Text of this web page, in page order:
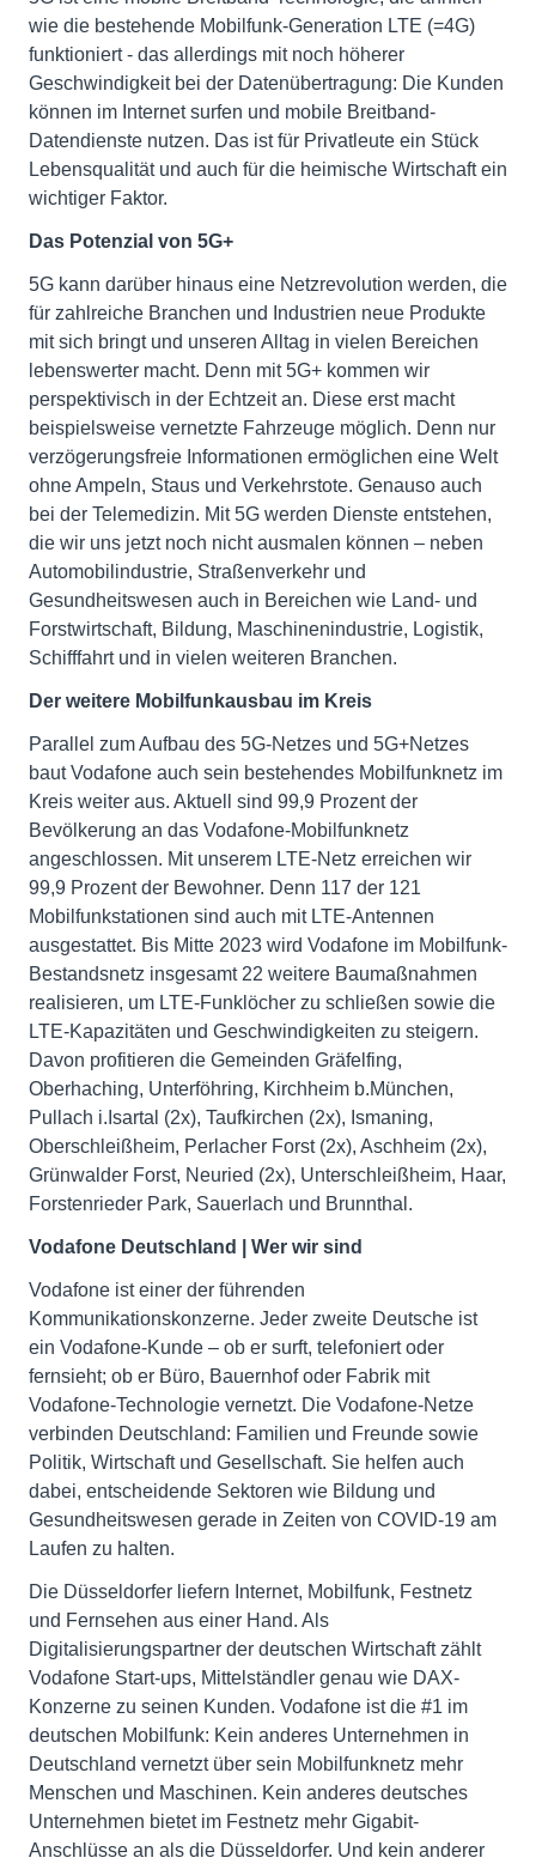
wie die bestehende Mobilfunk-Generation LTE (=4G)
funktioniert - das allerdings mit noch höherer
Geschwindigkeit bei der Datenübertragung: Die Kunden
können im Internet surfen und mobile Breitband-
Datendienste nutzen. Das ist für Privatleute ein Stück
Lebensqualität und auch für die heimische Wirtschaft ein
wichtiger Faktor.
Das Potenzial von 5G+
5G kann darüber hinaus eine Netzrevolution werden, die
für zahlreiche Branchen und Industrien neue Produkte
mit sich bringt und unseren Alltag in vielen Bereichen
lebenswerter macht. Denn mit 5G+ kommen wir
perspektivisch in der Echtzeit an. Diese erst macht
beispielsweise vernetzte Fahrzeuge möglich. Denn nur
verzögerungsfreie Informationen ermöglichen eine Welt
ohne Ampeln, Staus und Verkehrstote. Genauso auch
bei der Telemedizin. Mit 5G werden Dienste entstehen,
die wir uns jetzt noch nicht ausmalen können – neben
Automobilindustrie, Straßenverkehr und
Gesundheitswesen auch in Bereichen wie Land- und
Forstwirtschaft, Bildung, Maschinenindustrie, Logistik,
Schifffahrt und in vielen weiteren Branchen.
Der weitere Mobilfunkausbau im Kreis
Parallel zum Aufbau des 5G-Netzes und 5G+Netzes
baut Vodafone auch sein bestehendes Mobilfunknetz im
Kreis weiter aus. Aktuell sind 99,9 Prozent der
Bevölkerung an das Vodafone-Mobilfunknetz
angeschlossen. Mit unserem LTE-Netz erreichen wir
99,9 Prozent der Bewohner. Denn 117 der 121
Mobilfunkstationen sind auch mit LTE-Antennen
ausgestattet. Bis Mitte 2023 wird Vodafone im Mobilfunk-
Bestandsnetz insgesamt 22 weitere Baumaßnahmen
realisieren, um LTE-Funklöcher zu schließen sowie die
LTE-Kapazitäten und Geschwindigkeiten zu steigern.
Davon profitieren die Gemeinden Gräfelfing,
Oberhaching, Unterföhring, Kirchheim b.München,
Pullach i.Isartal (2x), Taufkirchen (2x), Ismaning,
Oberschleißheim, Perlacher Forst (2x), Aschheim (2x),
Grünwalder Forst, Neuried (2x), Unterschleißheim, Haar,
Forstenrieder Park, Sauerlach und Brunnthal.
Vodafone Deutschland | Wer wir sind
Vodafone ist einer der führenden
Kommunikationskonzerne. Jeder zweite Deutsche ist
ein Vodafone-Kunde – ob er surft, telefoniert oder
fernsieht; ob er Büro, Bauernhof oder Fabrik mit
Vodafone-Technologie vernetzt. Die Vodafone-Netze
verbinden Deutschland: Familien und Freunde sowie
Politik, Wirtschaft und Gesellschaft. Sie helfen auch
dabei, entscheidende Sektoren wie Bildung und
Gesundheitswesen gerade in Zeiten von COVID-19 am
Laufen zu halten.
Die Düsseldorfer liefern Internet, Mobilfunk, Festnetz
und Fernsehen aus einer Hand. Als
Digitalisierungspartner der deutschen Wirtschaft zählt
Vodafone Start-ups, Mittelständler genau wie DAX-
Konzerne zu seinen Kunden. Vodafone ist die #1 im
deutschen Mobilfunk: Kein anderes Unternehmen in
Deutschland vernetzt über sein Mobilfunknetz mehr
Menschen und Maschinen. Kein anderes deutsches
Unternehmen bietet im Festnetz mehr Gigabit-
Anschlüsse an als die Düsseldorfer. Und kein anderer